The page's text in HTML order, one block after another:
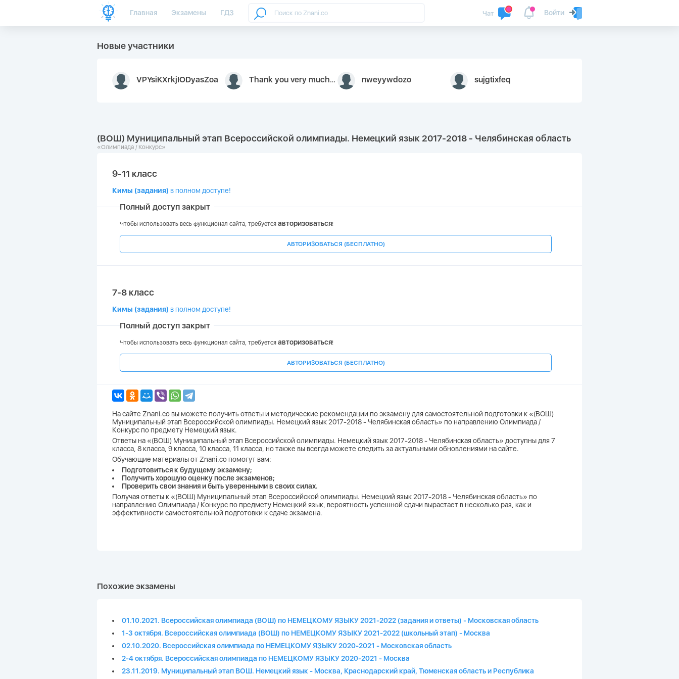
Главная Экзамены ГДЗ Войти
Чат
Новые участники
VPYsiKXrkjIODyasZoa Thank you very much for your inquiry We appreciate you 9126052 https://youtube.com faceapple ! nweyywdozo sujgtixfeq
(ВОШ) Муниципальный этап Всероссийской олимпиады. Немецкий язык 2017-2018 - Челябинская область
«Олимпиада / Конкурс»
9-11 класс
Кимы (задания) в полном доступе!
Полный доступ закрыт
Чтобы использовать весь функционал сайта, требуется авторизоваться!
АВТОРИЗОВАТЬСЯ (БЕСПЛАТНО)
7-8 класс
Кимы (задания) в полном доступе!
Полный доступ закрыт
Чтобы использовать весь функционал сайта, требуется авторизоваться!
АВТОРИЗОВАТЬСЯ (БЕСПЛАТНО)
На сайте Znani.co вы можете получить ответы и методические рекомендации по экзамену для самостоятельной подготовки к «(ВОШ)
Муниципальный этап Всероссийской олимпиады. Немецкий язык 2017-2018 - Челябинская область» по направлению Олимпиада /
Конкурс по предмету Немецкий язык.
Ответы на «(ВОШ) Муниципальный этап Всероссийской олимпиады. Немецкий язык 2017-2018 - Челябинская область» доступны для 7
класса, 8 класса, 9 класса, 10 класса, 11 класса, но также вы всегда можете следить за актуальными обновлениями на сайте.
Обучающие материалы от Znani.co помогут вам:
Подготовиться к будущему экзамену;
Получить хорошую оценку после экзаменов;
Проверить свои знания и быть уверенными в своих силах.
Получая ответы к «(ВОШ) Муниципальный этап Всероссийской олимпиады. Немецкий язык 2017-2018 - Челябинская область» по
направлению Олимпиада / Конкурс по предмету Немецкий язык, вероятность успешной сдачи вырастает в несколько раз, как и
эффективности самостоятельной подготовки к сдаче экзамена.
Похожие экзамены
01.10.2021. Всероссийская олимпиада (ВОШ) по НЕМЕЦКОМУ ЯЗЫКУ 2021-2022 (задания и ответы) - Московская область
1-3 октября. Всероссийская олимпиада (ВОШ) по НЕМЕЦКОМУ ЯЗЫКУ 2021-2022 (школьный этап) - Москва
02.10.2020. Всероссийская олимпиада по НЕМЕЦКОМУ ЯЗЫКУ 2020-2021 - Московская область
2-4 октября. Всероссийская олимпиада по НЕМЕЦКОМУ ЯЗЫКУ 2020-2021 - Москва
23.11.2019. Муниципальный этап ВОШ. Немецкий язык - Москва, Краснодарский край, Тюменская область и Республика